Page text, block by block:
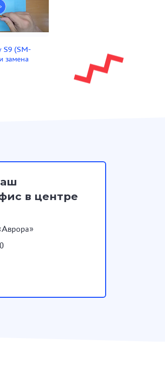
S9 (SM-
замена
в центре